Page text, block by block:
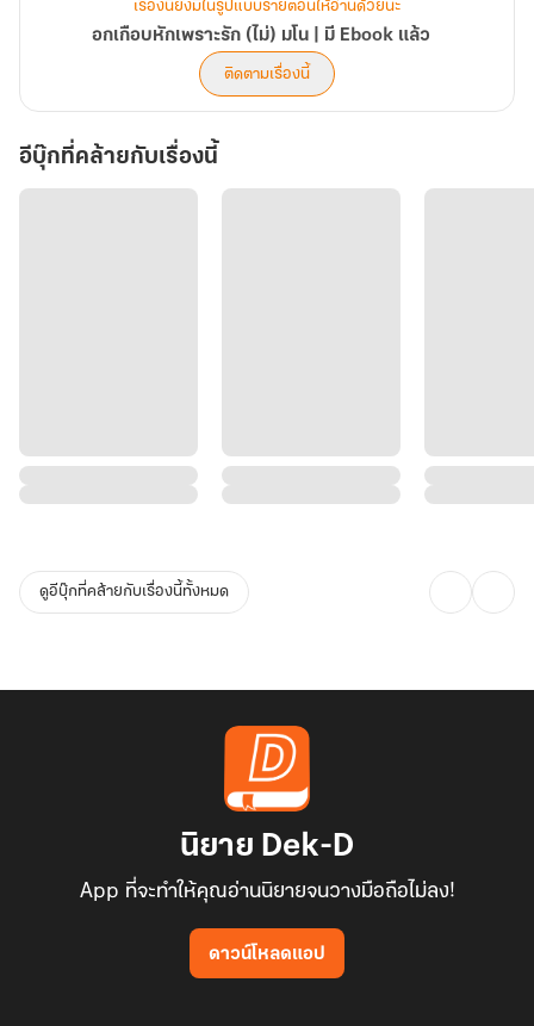
เตียงแต่ก็โดนอิทธวัฒน์ตามมาคว้าที่เอวแล้วดึงกลับเข้าหา เพียงแค่หัน
ไปสบตา ปากของเธอก็ถูกปิดด้วยจุมพิตแสนหวาน และมันเนิ่นนานกว่า
ชายหนุ่มจะยอมผละออกอย่างอ้อยอิ่ง
"อย่าเพิ่งไล่พี่สิ" เขาใช้มือทั้งสองข้างประคองใบหน้านวลแดงก่ำนั้นแล้ว
จูบลงที่หน้าผากเนียนอีกครั้งหนึ่ง
"พี่ทำอย่างนี้ทำไมคะ หรือแค่กลัวเสียผู้หญิงที่ยอมให้พี่ทุกอย่างมานาน
เรื่องนี้ยังมีในรูปแบบรายตอนให้อ่านด้วยนะ
อกเกือบหักเพราะรัก (ไม่) มโน | มี Ebook แล้ว
ติดตามเรื่องนี้
อีบุ๊กที่คล้ายกับเรื่องนี้
ดูอีบุ๊กที่คล้ายกับเรื่องนี้ทั้งหมด
นิยาย Dek-D
App ที่จะทำให้คุณอ่านนิยายจนวางมือถือไม่ลง!
ดาวน์โหลดแอป